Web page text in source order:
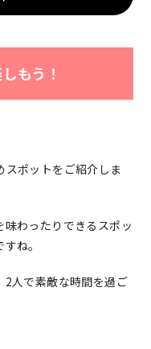
もう！
ポットをご紹介しま
わったりできるスポッ
ね。
2人で素敵な時間を過ご